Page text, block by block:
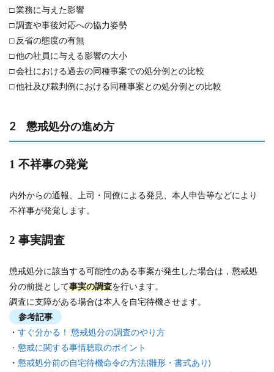
□ 業務に与えた影響
□ 調査や事後対応への協力姿勢
□ 反省の態度の有無
□ 他の社員に与える影響の大小
□ 会社における過去の同種事案での処分例との比較
□ 他社及び裁判例における同種事案との処分例との比較
2 懲戒処分の進め方
1 不祥事の発覚
内外からの通報、上司・同僚による発見、本人申告等などにより
不祥事が発覚します。
2 事実調査
懲戒処分に該当する可能性のある事案が発生した場合は，懲戒処
分の前提として事実の調査を行います。
調査に支障がある場合は本人を自宅待機させます。
参考記事
・ すぐ分かる！ 懲戒処分の調査のやり方
・懲戒に関する事情聴取のポイント
・ 懲戒処分前の自宅待機命令の方法(雛形・書式あり)